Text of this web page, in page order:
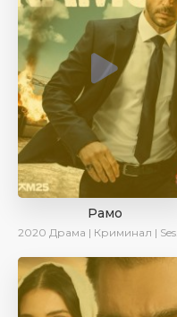
Рамо
2020 Драма | Криминал | SesDizi | Ирина Котова